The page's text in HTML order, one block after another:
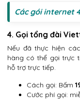
Các gói internet
4. Gọi tổng đài
Nếu đã thực hiện
hàng có thể gọi trực
hỗ trợ trực tiếp.
Cách gọi: Bấm
Cước phí gọi: